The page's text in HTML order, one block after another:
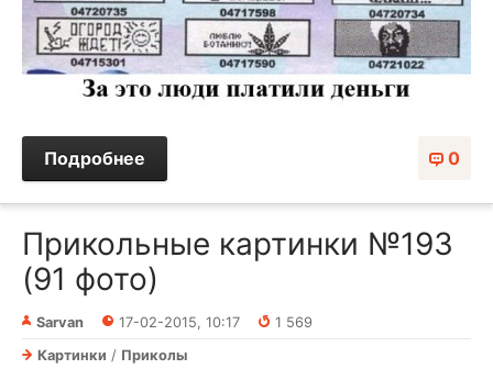
0
Подробнее
Прикольные картинки №193
(91 фото)
Sarvan 17-02-2015, 10:17
1 569
Картинки / Приколы